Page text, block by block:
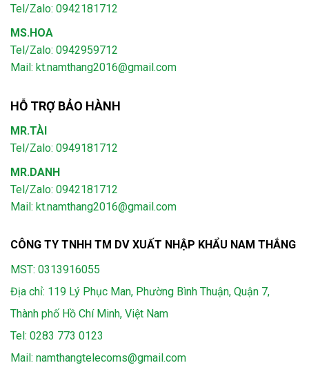
Tel/Zalo: 0942181712
MS.HOA
Tel/Zalo: 0942959712
Mail: kt.namthang2016@gmail.com
HỖ TRỢ BẢO HÀNH
MR.TÀI
Tel/Zalo: 0949181712
MR.DANH
Tel/Zalo: 0942181712
Mail: kt.namthang2016@gmail.com
CÔNG TY TNHH TM DV XUẤT NHẬP KHẨU NAM THẮNG
MST: 0313916055
Địa chỉ: 119 Lý Phục Man, Phường Bình Thuận, Quận 7,
Thành phố Hồ Chí Minh, Việt Nam
Tel: 0283 773 0123
Mail: namthangtelecoms@gmail.com